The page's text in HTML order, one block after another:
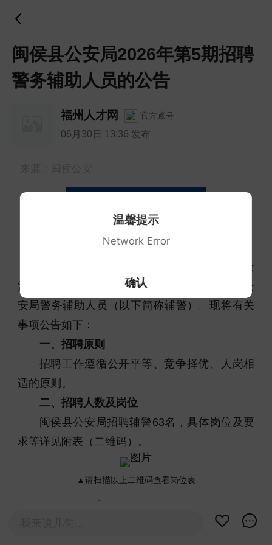
闽侯县公安局2026年第5期招聘
警务辅助人员的公告
福州人才网 官方账号
06月30日 13:36 发布
招聘警务辅助人员的公告
为更好地维护社会治安秩序，切实提高社会
治安防控能力，决定面向社会公开招聘闽侯县公
安局警务辅助人员（以下简称辅警）。现将有关
事项公告如下：
一、招聘原则
招聘工作遵循公开平等、竞争择优、人岗相
适的原则。
二、招聘人数及岗位
闽侯县公安局招聘辅警63名，具体岗位及要
求等详见附表（二维码）。
▲请扫描以上二维码查看岗位表
参与公安机关执法岗位的相关警务辅助工
温馨提示
Network Error
确认